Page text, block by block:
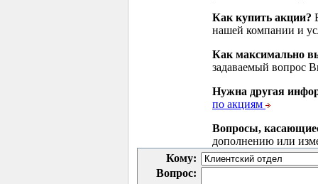
Как купить акции?
нашей компании и
Как максимально
задаваемый вопрос
Нужна другая
по акциям
Вопросы,
дополнению или
Кому:
Вопрос: